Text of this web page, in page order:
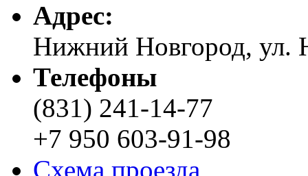
Адреc:
Нижний Новгород, ул.
Телефоны
(831) 241-14-77
+7 950 603-91-98
Схема проезда